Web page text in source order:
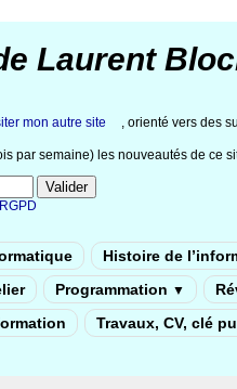
Laurent
mon autre site , orienté vers des
par semaine) les nouveautés de ce
Histoire de
Programmation ▼
Travaux, CV, clé